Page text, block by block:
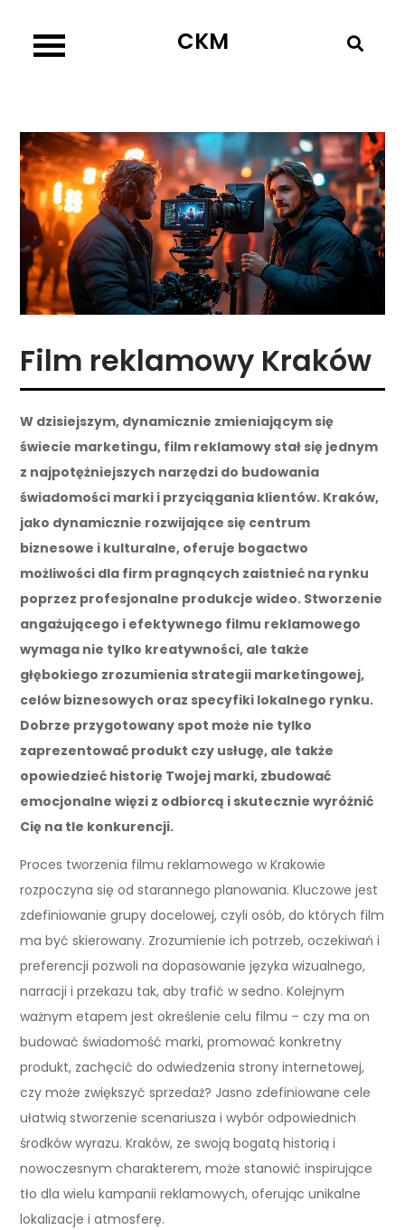
content
CKM
Film reklamowy Kraków
W dzisiejszym, dynamicznie zmieniającym się
świecie marketingu, film reklamowy stał się jednym
z najpotężniejszych narzędzi do budowania
świadomości marki i przyciągania klientów. Kraków,
jako dynamicznie rozwijające się centrum
biznesowe i kulturalne, oferuje bogactwo
możliwości dla firm pragnących zaistnieć na rynku
poprzez profesjonalne produkcje wideo. Stworzenie
angażującego i efektywnego filmu reklamowego
wymaga nie tylko kreatywności, ale także
głębokiego zrozumienia strategii marketingowej,
celów biznesowych oraz specyfiki lokalnego rynku.
Dobrze przygotowany spot może nie tylko
zaprezentować produkt czy usługę, ale także
opowiedzieć historię Twojej marki, zbudować
emocjonalne więzi z odbiorcą i skutecznie wyróżnić
Cię na tle konkurencji.
Proces tworzenia filmu reklamowego w Krakowie
rozpoczyna się od starannego planowania. Kluczowe jest
zdefiniowanie grupy docelowej, czyli osób, do których film
ma być skierowany. Zrozumienie ich potrzeb, oczekiwań i
preferencji pozwoli na dopasowanie języka wizualnego,
narracji i przekazu tak, aby trafić w sedno. Kolejnym
ważnym etapem jest określenie celu filmu – czy ma on
budować świadomość marki, promować konkretny
produkt, zachęcić do odwiedzenia strony internetowej,
czy może zwiększyć sprzedaż? Jasno zdefiniowane cele
ułatwią stworzenie scenariusza i wybór odpowiednich
środków wyrazu. Kraków, ze swoją bogatą historią i
nowoczesnym charakterem, może stanowić inspirujące
tło dla wielu kampanii reklamowych, oferując unikalne
lokalizacje i atmosferę.